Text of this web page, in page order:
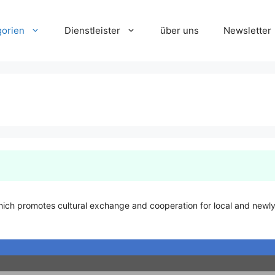
Dienstleister über uns Newsletter
promotes cultural exchange and cooperation for local and